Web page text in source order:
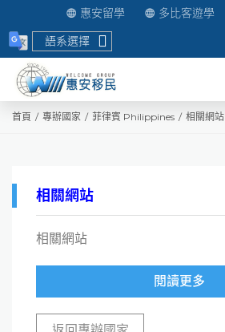
惠安留學 多比客遊學
語系選擇
首頁 專辦國家 菲律賓 Philippines 相關網站
相關網站
相關網站
閱讀更多